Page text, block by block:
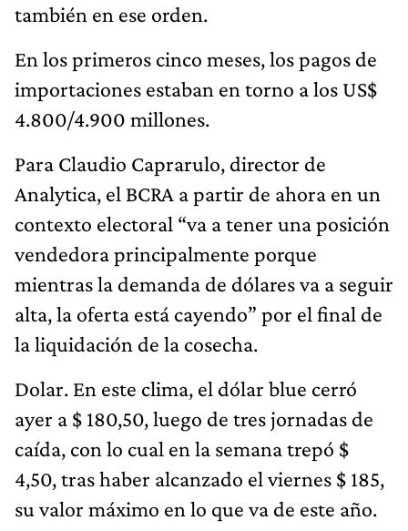
también en ese orden.
En los primeros cinco meses, los pagos de
importaciones estaban en torno a los US$
4.800/4.900 millones.
Para Claudio Caprarulo, director de
Analytica, el BCRA a partir de ahora en un
contexto electoral “va a tener una posición
vendedora principalmente porque
mientras la demanda de dólares va a seguir
alta, la oferta está cayendo” por el final de
la liquidación de la cosecha.
Dolar. En este clima, el dólar blue cerró
ayer a $ 180,50, luego de tres jornadas de
caída, con lo cual en la semana trepó $
4,50, tras haber alcanzado el viernes $ 185,
su valor máximo en lo que va de este año.